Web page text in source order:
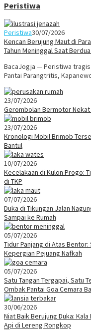
Peristiwa
Peristiwa30/07/2026
Kencan Berujung Maut di
Tahun Meninggal Saat
BacaJogja — Peristiwa
Pantai Parangtritis,
23/07/2026
Gerombolan Bermotor Nekat
23/07/2026
Kronologi Mobil Brimob
Bantul
10/07/2026
Kecelakaan di Kulon Progo:
di TKP
07/07/2026
Duka di Tikungan Jalan
Sampai ke Rumah
05/07/2026
Tidur Panjang di Atas
Kepergian Pejuang Nafkah
05/07/2026
Satu Tangan Tergapai, Satu
Ombak Pantai Goa Cemara
30/06/2026
Niat Baik Berujung Duka:
Api di Lereng Rongkop